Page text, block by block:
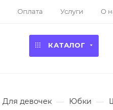
Оплата Услуги О
КАТАЛОГ
Для девочек — Юбки —